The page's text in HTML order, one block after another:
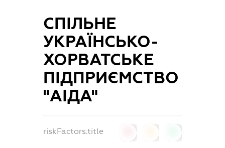
СПІЛЬНЕ
УКРАЇНСЬКО-
ХОРВАТСЬКЕ
ПІДПРИЄМСТВО
"АІДА"
riskFactors.title